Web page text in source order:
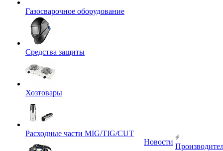
Газосварочное оборудование
Средства защиты
Хозтовары
Расходные части MIG/TIG/CUT
Новости